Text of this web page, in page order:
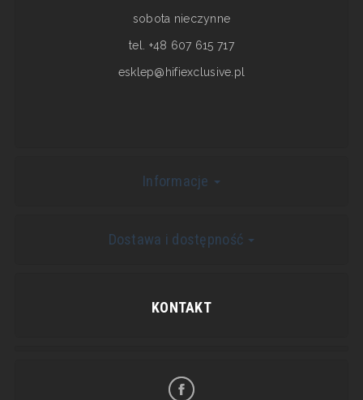
sobota nieczynne
tel. +48 607 615 717
esklep@hifiexclusive.pl
Informacje
Dostawa i dostępność
KONTAKT